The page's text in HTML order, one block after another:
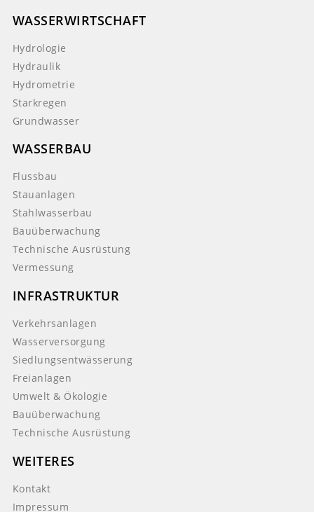
WASSERWIRTSCHAFT
Hydrologie
Hydraulik
Hydrometrie
Starkregen
Grundwasser
WASSERBAU
Flussbau
Stauanlagen
Stahlwasserbau
Bauüberwachung
Technische Ausrüstung
Vermessung
INFRASTRUKTUR
Verkehrsanlagen
Wasserversorgung
Siedlungsentwässerung
Freianlagen
Umwelt & Ökologie
Bauüberwachung
Technische Ausrüstung
WEITERES
Kontakt
Impressum